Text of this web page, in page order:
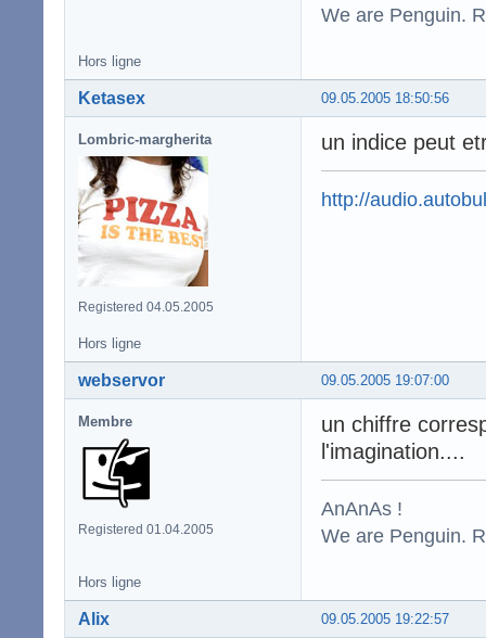
We are Penguin.
Hors ligne
09.05.2005 18:50:56
Ketasex
Lombric-margherita
Registered 04.05.2005
un indice peut
http://
Hors ligne
09.05.2005 19:07:00
webservor
Membre
Registered 01.04.2005
un chiffre
l'imagination....
AnAnAs !
We are Penguin.
Hors ligne
09.05.2005 19:22:57
Alix